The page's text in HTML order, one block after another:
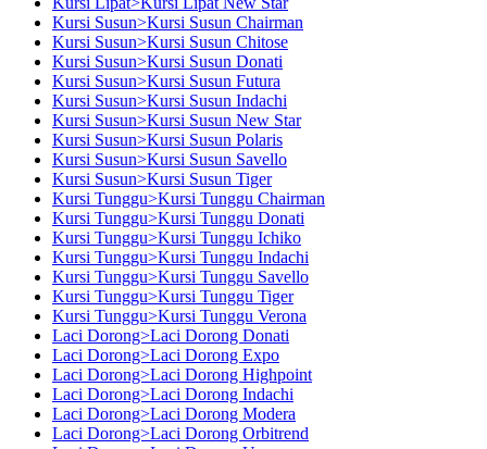
Kursi Susun>Kursi Susun Chairman
Kursi Susun>Kursi Susun Chitose
Kursi Susun>Kursi Susun Donati
Kursi Susun>Kursi Susun Futura
Kursi Susun>Kursi Susun Indachi
Kursi Susun>Kursi Susun New Star
Kursi Susun>Kursi Susun Polaris
Kursi Susun>Kursi Susun Savello
Kursi Susun>Kursi Susun Tiger
Kursi Tunggu>Kursi Tunggu Chairman
Kursi Tunggu>Kursi Tunggu Donati
Kursi Tunggu>Kursi Tunggu Ichiko
Kursi Tunggu>Kursi Tunggu Indachi
Kursi Tunggu>Kursi Tunggu Savello
Kursi Tunggu>Kursi Tunggu Tiger
Kursi Tunggu>Kursi Tunggu Verona
Laci Dorong>Laci Dorong Donati
Laci Dorong>Laci Dorong Expo
Laci Dorong>Laci Dorong Highpoint
Laci Dorong>Laci Dorong Indachi
Laci Dorong>Laci Dorong Modera
Laci Dorong>Laci Dorong Orbitrend